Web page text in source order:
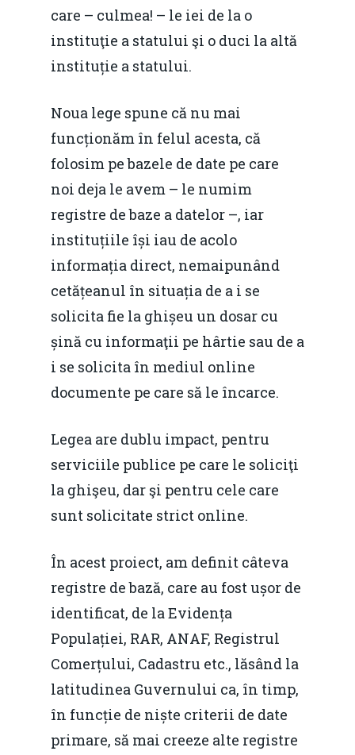
care – culmea! – le iei de la o
instituţie a statului şi o duci la altă
instituție a statului.
Noua lege spune că nu mai
funcționăm în felul acesta, că
folosim pe bazele de date pe care
noi deja le avem – le numim
registre de baze a datelor –, iar
instituțiile își iau de acolo
informația direct, nemaipunând
cetățeanul în situația de a i se
solicita fie la ghișeu un dosar cu
șină cu informaţii pe hârtie sau de a
i se solicita în mediul online
documente pe care să le încarce.
Legea are dublu impact, pentru
serviciile publice pe care le soliciţi
la ghişeu, dar şi pentru cele care
sunt solicitate strict online.
În acest proiect, am definit câteva
registre de bază, care au fost ușor de
identificat, de la Evidența
Populației, RAR, ANAF, Registrul
Comerțului, Cadastru etc., lăsând la
latitudinea Guvernului ca, în timp,
în funcție de niște criterii de date
primare, să mai creeze alte registre